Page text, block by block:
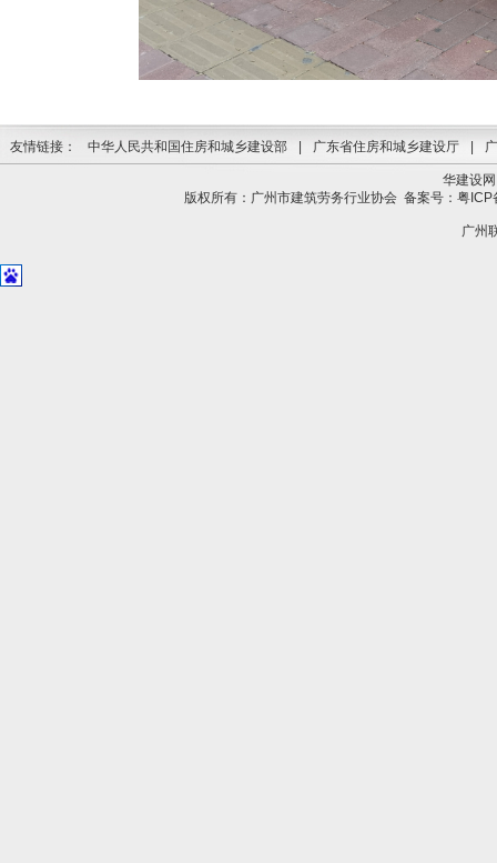
友情链接： 中华人民共和国住房和城乡建设部 | 广东省住房和城乡建设厅 |
华建设网
版权所有：广州市建筑劳务行业协会备案号：粤
广州